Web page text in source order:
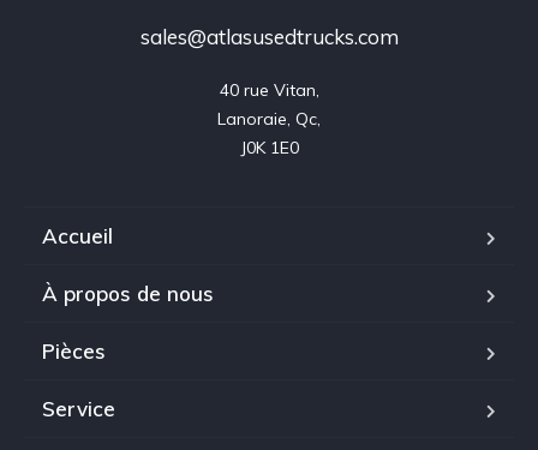
sales@atlasusedtrucks.com
40 rue Vitan,
Lanoraie, Qc,
J0K 1E0
Accueil
À propos de nous
Pièces
Service